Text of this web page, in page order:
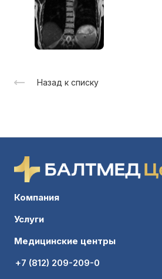
Назад к списку
Компания
Услуги
Медицинские центры
+7 (812) 209-209-0